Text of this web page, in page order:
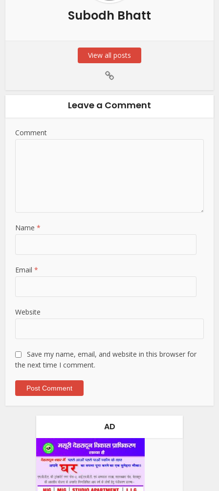
Subodh Bhatt
View all posts
Leave a Comment
Comment
Name*
Email*
Website
Save my name, email, and website in this browser for
the next time I comment.
AD